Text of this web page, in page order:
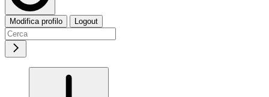
Modifica profilo Logout